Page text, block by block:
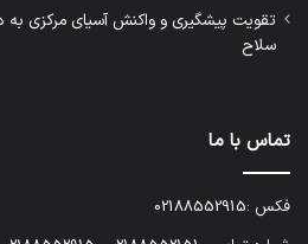
تقویت پیشگیری و واکنش آسیای مرکزی به
سلاح
تماس با ما
فکس :02188552915